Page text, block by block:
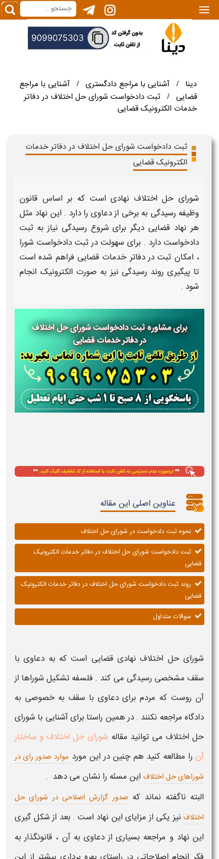
|||
دینا / آشنایی با مراجع دادگستری /
آشنایی با مراجع
قضایی
/
ثبت دادخواست شورای حل اختلاف در دفاتر
خدمات الکترونیک قضایی
ثبت دادخواست شورای حل اختلاف در دفاتر خدمات
الکترونیک قضایی
شورای حل اختلاف نهادی است که بر اساس قانون
وظیفه رسیدگی به برخی از دعاوی را دارد . این نهاد مثل
هر نهاد قضایی دیگر برای شروع رسیدگی نیاز به ثبت
دادخواست دارد . برای سهولت درثبت دادخواست شورا
، امکان ثبت در دفاتر خدمات قضایی فراهم شده است
تا پیگیری روند رسیدگی نیز به صورت الکترونیک انجام
شود .
برای مشاوره ثبت دادخواست شورای حل اختلاف
در دفاتر خدمات قضایی
عناوین اصلی این مقاله
نحوه ثبت دادخواست در شورای حل اختلاف
ثبت دادخواست شورای حل اختلاف در دفاتر خدمات الکترونیک
قضایی
روند ثبت دادخواست شورای حل اختلاف در دفاتر خدمات الکترونیک
قضایی
سوالات متداول
شورای حل اختلافنهادی قضایی است که به دعاوی با
سقف مشخصی رسیدگی می کند . فلسفه تشکیل شوراها از
آن روست که مردم برای دعاوی با سقف به خصوصی به
دادگاه مراجعه نکنند . در همین راستا برای آشنایی با شورای
حل اختلاف می توانید مقاله شورای حل اختلاف و ساختار
آن را مطالعه کنید هم چنین در این مورد موارد صدور رای در
شوراهای حل اختلاف این مسئه را نشان می دهد .
البته ناگفته نماند کهصدور گزارش اصلاحی در شورای حل
اختلاف نیز یکی از مزایای این نهاد است . بعد از شکل گیری
این نهاد و مراجعه بسیاری از دعاوی به آن ، قانونگذار به